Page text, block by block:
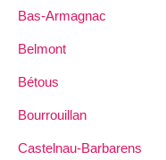
Bas-Armagnac
Belmont
Bétous
Bourrouillan
Castelnau-Barbarens